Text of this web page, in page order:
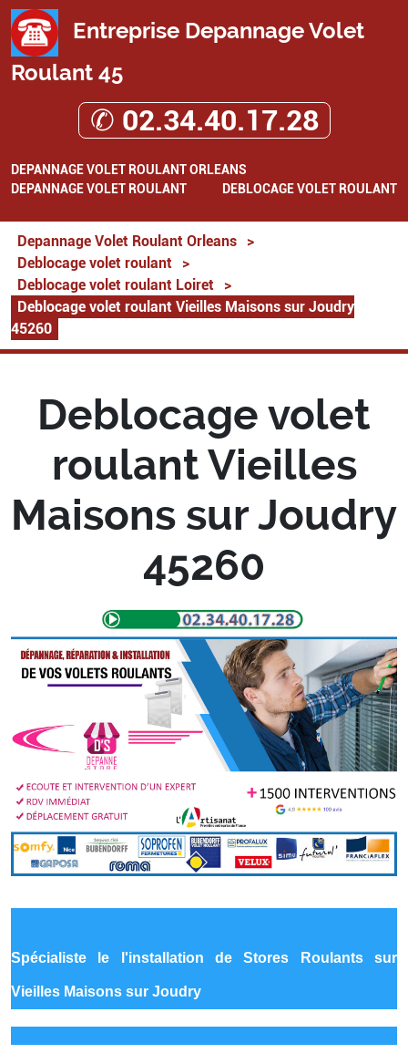
Entreprise Depannage Volet
Roulant 45
✆ 02.34.40.17.28
DEPANNAGE VOLET ROULANT ORLEANS
DEPANNAGE VOLET ROULANT
DEBLOCAGE VOLET ROULANT
Depannage Volet Roulant Orleans
>
Deblocage volet roulant
>
Deblocage volet roulant Loiret
>
Deblocage volet roulant Vieilles Maisons sur Joudry
45260
Deblocage volet
roulant Vieilles
Maisons sur Joudry
45260
Spécialiste le l'installation de Stores Roulants sur
Vieilles Maisons sur Joudry